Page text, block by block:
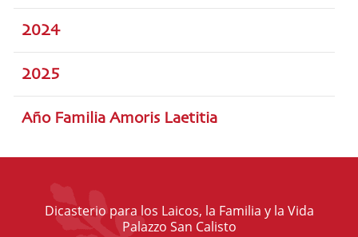
2024
2025
Año Familia Amoris Laetitia
Dicasterio para los Laicos, la Familia y la Vida
Palazzo San Calisto